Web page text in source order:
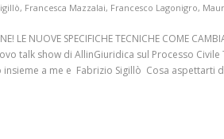
, Francesca Mazzalai, Francesco Lagonigro,
LE NUOVE SPECIFICHE TECNICHE COME
talk show di AllinGiuridica sul Processo
a me e Fabrizio Sigillò Cosa aspettarti